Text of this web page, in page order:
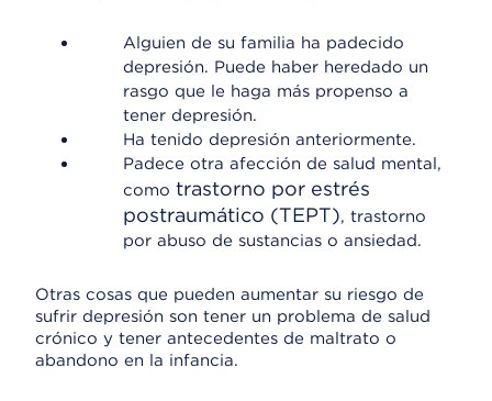
Alguien de su familia ha padecido
depresión. Puede haber heredado un
rasgo que le haga más propenso a
tener depresión.
Ha tenido depresión anteriormente.
Padece otra afección de salud mental,
como trastorno por estrés
postraumático (TEPT), trastorno
por abuso de sustancias o ansiedad.
Otras cosas que pueden aumentar su riesgo de
sufrir depresión son tener un problema de salud
crónico y tener antecedentes de maltrato o
abandono en la infancia.